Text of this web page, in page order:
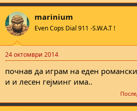
marinium
Even Cops Dial 911 -S.W.A.T !
24 октомври 2014
почнав да играм на еден
и и лесен гејминг има..